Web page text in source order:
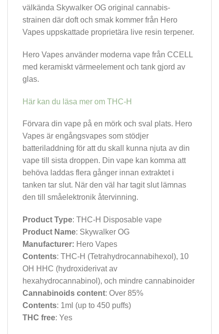
välkända Skywalker OG original cannabis-
strainen där doft och smak kommer från Hero
Vapes uppskattade proprietära live resin terpener.
Hero Vapes använder moderna vape från CCELL
med keramiskt värmeelement och tank gjord av
glas.
Här kan du läsa mer om THC-H
Förvara din vape på en mörk och sval plats. Hero
Vapes är engångsvapes som stödjer
batteriladdning för att du skall kunna njuta av din
vape till sista droppen. Din vape kan komma att
behöva laddas flera gånger innan extraktet i
tanken tar slut. När den väl har tagit slut lämnas
den till småelektronik återvinning.
Product Type: THC-H Disposable vape
Product Name: Skywalker OG
Manufacturer: Hero Vapes
Contents: THC-H (Tetrahydrocannabihexol), 10
OH HHC (hydroxiderivat av
hexahydrocannabinol), och mindre cannabinoider
Cannabinoids content: Over 85%
Contents: 1ml (up to 450 puffs)
THC free: Yes